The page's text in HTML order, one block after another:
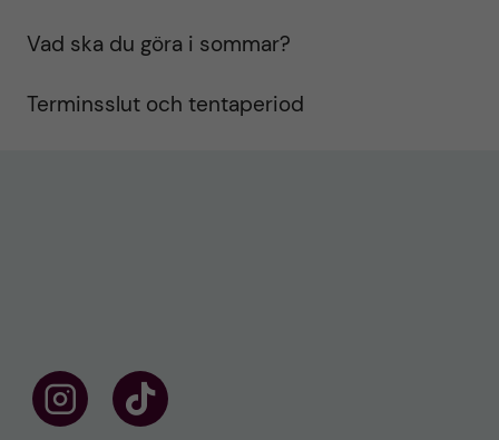
Vad ska du göra i sommar?
Terminsslut och tentaperiod
F F